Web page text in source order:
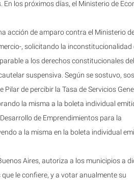
los próximos días, el Ministerio de
acción de amparo contra el Ministerio
, solicitando la inconstitucionalidad
a los derechos constitucionales del
suspensiva. Según se sostuvo,
de percibir la Tasa de Servicios
la misma a la boleta individual
de Emprendimientos para la
a la misma en la boleta individual
Aires, autoriza a los municipios a
le confiere, y a votar anualmente su